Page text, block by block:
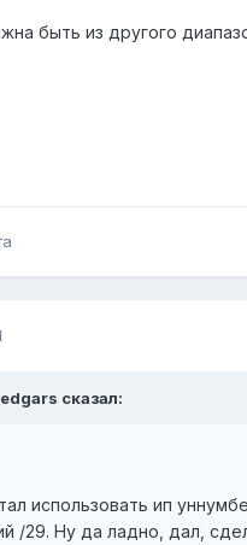
быть из другого
сказал:
использовать ип
/29. Ну да ладно, дал,